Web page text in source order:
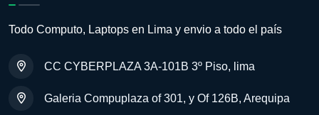
Todo Computo, Laptops en Lima y envio a todo el país
CC CYBERPLAZA 3A-101B 3º Piso, lima
Galeria Compuplaza of 301, y Of 126B, Arequipa